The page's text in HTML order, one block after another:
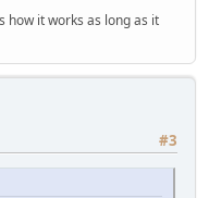
how it works as long as it
#3